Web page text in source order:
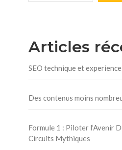
Articles
SEO technique et
Des contenus moins
Formule 1 : Piloter l’Avenir
Circuits Mythiques